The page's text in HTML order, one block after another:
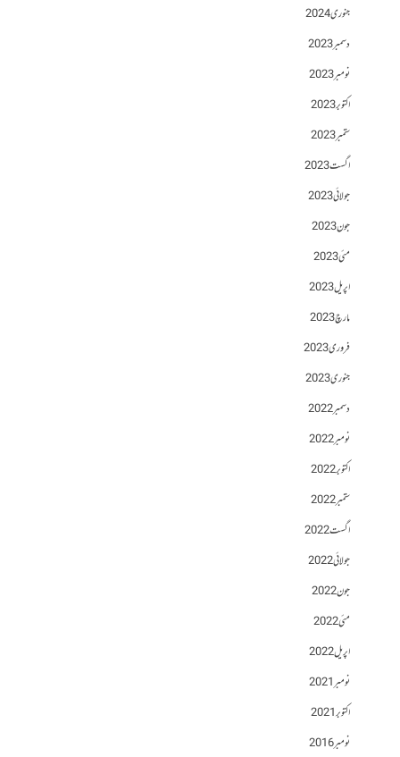
جنوری 2024
دسمبر 2023
نومبر 2023
اکتوبر 2023
ستمبر 2023
اگست 2023
جولائی 2023
جون 2023
مئی 2023
اپریل 2023
مارچ 2023
فروری 2023
جنوری 2023
دسمبر 2022
نومبر 2022
اکتوبر 2022
ستمبر 2022
اگست 2022
جولائی 2022
جون 2022
مئی 2022
اپریل 2022
نومبر 2021
اکتوبر 2021
نومبر 2016